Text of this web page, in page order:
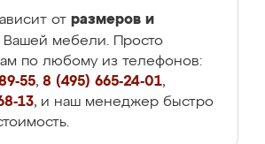
от размеров и
Вашей мебели. Просто
по любому из телефонов:
55, 8 (495) 665-24-01,
13, и наш менеджер быстро